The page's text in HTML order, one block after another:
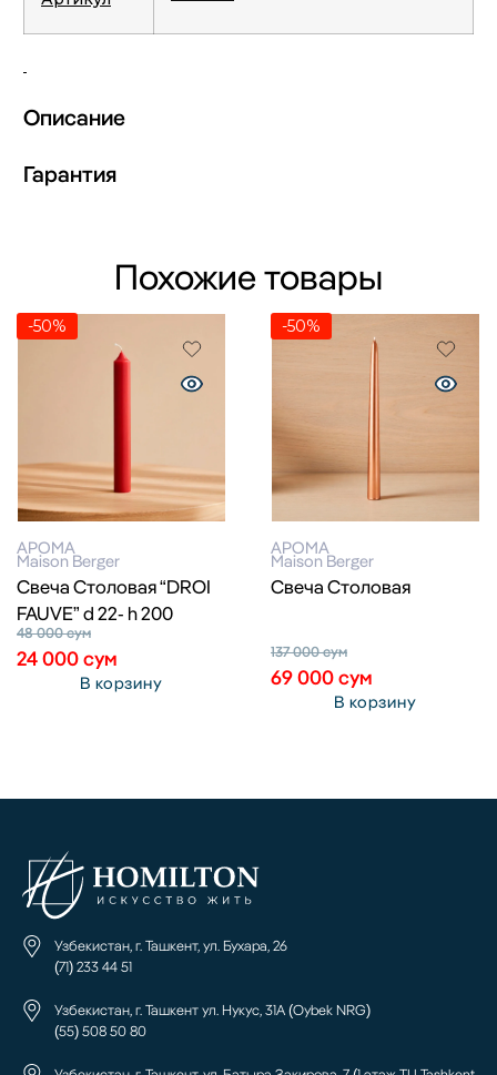
Описание
Гарантия
Похожие товары
-50%
АРОМА
Maison Berger
Свеча Столовая “DROI
FAUVE” d 22- h 200
48 000сум
24 000сум
В корзину
-50%
АРОМА
Maison Berger
Свеча Столовая
137 000сум
69 000сум
В корзину
Узбекистан, г. Ташкент, ул. Бухара, 26
(71) 233 44 51
Узбекистан, г. Ташкент ул. Нукус, 31А (Oybek NRG)
(55) 508 50 80